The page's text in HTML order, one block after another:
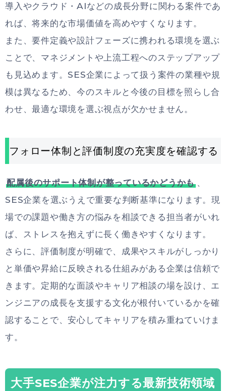
導入やクラウド・AIなどの成長分野に関わる案件であ
れば、将来的な市場価値を高めやすくなります。
また、要件定義や設計フェーズに携われる環境を選ぶ
ことで、マネジメントや上流工程へのステップアップ
も見込めます。SES企業によって扱う案件の業種や規
模は異なるため、今のスキルと今後の目標を照らし合
わせ、最適な環境を選ぶ視点が欠かせません。
フォロー体制と評価制度の充実度を確認する
配属後のサポート体制が整っているかどうかも 、
SES企業を選ぶうえで重要な判断基準になります。現
場での課題や働き方の悩みを相談できる担当者がいれ
ば、ストレスを抱えずに長く働きやすくなります。
さらに、評価制度が明確で、成果やスキルがしっかり
と単価や昇給に反映される仕組みがある企業は信頼で
きます。定期的な面談やキャリア相談の場を設け、エ
ンジニアの成長を支援する文化が根付いているかを確
認することで、安心してキャリアを積み重ねていけま
す。
大手SES企業が注力する最新技術領域